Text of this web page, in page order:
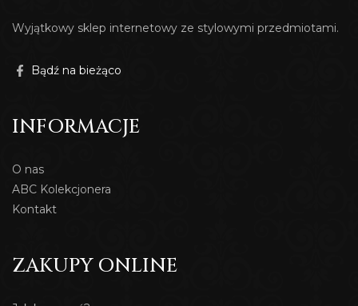
Wyjątkowy sklep internetowy ze stylowymi przedmiotami.
Bądź na bieżąco
INFORMACJE
O nas
ABC Kolekcjonera
Kontakt
ZAKUPY ONLINE